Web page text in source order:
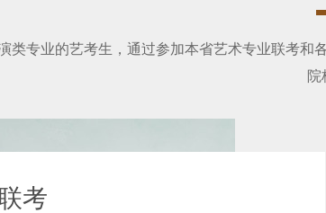
类专业的艺考生，通过参加本省艺术专业联考
院
考